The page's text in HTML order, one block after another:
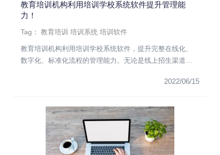
教育培训机构利用培训学校系统软件提升管理能
力！
Tag：教育培训 培训系统 培训软件
教育培训机构利用培训学校系统软件，提升完整在线化、
数字化、标准化流程的管理能力。无论是线上招生渠道，
2022/06/15